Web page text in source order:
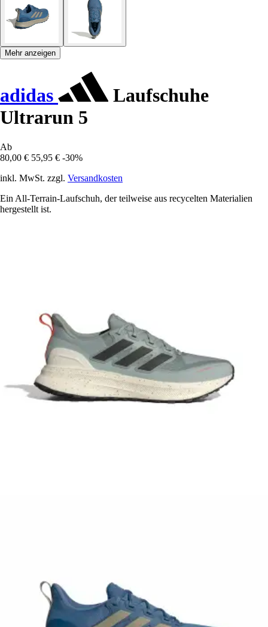
Mehr anzeigen
adidas
Laufschuhe
Ultrarun 5
Ab
80,00 € 55,95 € -30%
inkl. MwSt. zzgl. Versandkosten
Ein All-Terrain-Laufschuh, der teilweise aus recycelten Materialien
hergestellt ist.